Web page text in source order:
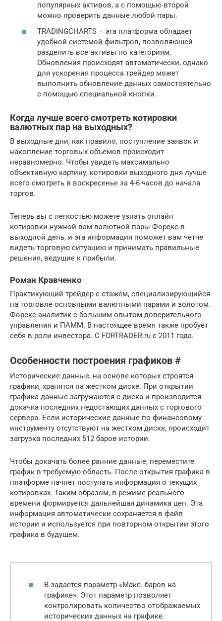
популярных активов, а с помощью второй
можно проверить данные любой пары.
TRADINGCHARTS – эта платформа обладает
удобной системой фильтров, позволяющей
разделить все активы по категориям.
Обновления происходят автоматически, однако
для ускорения процесса трейдер может
выполнить обновление данных самостоятельно
с помощью специальной кнопки.
Когда лучше всего смотреть котировки
валютных пар на выходных?
В выходные дни, как правило, поступление заявок и
накопление торговых объемов происходит
неравномерно. Чтобы увидеть максимально
объективную картину, котировки выходного дня лучше
всего смотреть в воскресенье за 4-6 часов до начала
торгов.
Теперь вы с легкостью можете узнать онлайн
котировки нужной вам валютной пары Форекс в
выходной день, и эта информация поможет вам четче
видеть торговую ситуацию и принимать правильные
решения, ведущие к прибыли.
Роман Кравченко
Практикующий трейдер с стажем, специализирующийся
на торговле основными валютными парами и золотом.
Форекс аналитик с большим опытом доверительного
управления и ПАММ. В настоящее время также пробует
себя в роли инвестора. С FORTRADER.ru с 2011 года.
Особенности построения графиков #
Исторические данные, на основе которых строятся
графики, хранятся на жестком диске. При открытии
графика данные загружаются с диска и производится
докачка последних недостающих данных с торгового
сервера. Если исторические данные по финансовому
инструменту отсутствуют на жестком диске, происходит
загрузка последних 512 баров истории.
Чтобы докачать более ранние данные, переместите
график в требуемую область. После открытия графика в
платформе начнет поступать информация о текущих
котировках. Таким образом, в режиме реального
времени формируется дальнейшая динамика цен. Эта
информация автоматически сохраняется в файл
истории и используется при повторном открытии этого
графика в будущем.
В задается параметр «Макс. баров на
графике». Этот параметр позволяет
контролировать количество отображаемых
исторических данных на графике.